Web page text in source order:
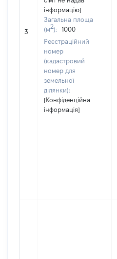
3
інформацію]
Загальна площа
(м2):
1000
Реєстраційний
номер
(кадастровий
номер для
земельної
ділянки):
[Конфіденційна
інформація]